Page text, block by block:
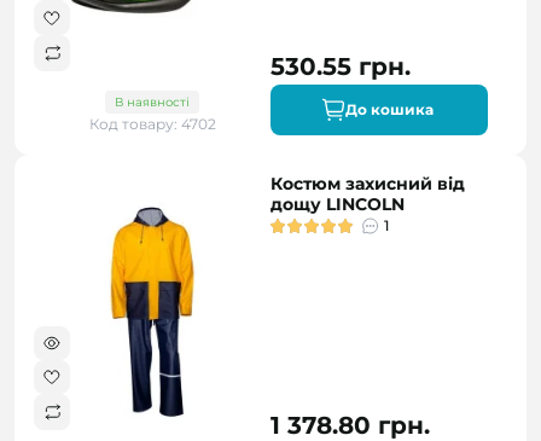
В наявності
Код товару: 4702
530.55 грн.
До кошика
Костюм захисний від
дощу LINCOLN
1
1 378.80 грн.